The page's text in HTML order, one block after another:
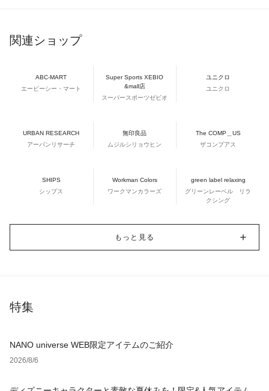
関連ショップ
ABC-MART
エービーシー・マート
Super Sports XEBIO
&mall店
スーパースポーツゼビオ
ユニクロ
ユニクロ
URBAN RESEARCH
アーバンリサーチ
無印良品
ムジルシリョウヒン
The COMP＿US
ザコンプアス
SHIPS
シップス
Workman Colors
ワークマンカラーズ
green label relaxing
グリーンレーベル リラ
クシング
もっと見る
特集
NANO universe WEB限定アイテムのご紹介
2026/8/6